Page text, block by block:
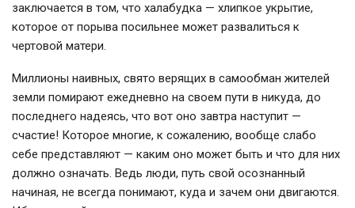
заключается в том, что халабудка — хлипкое укрытие,
которое от порыва посильнее может развалиться к
чертовой матери.
Миллионы наивных, свято верящих в самообман жителей
земли помирают ежедневно на своем пути в никуда, до
последнего надеясь, что вот оно завтра наступит —
счастие! Которое многие, к сожалению, вообще слабо
себе представляют — каким оно может быть и что для них
должно означать. Ведь люди, путь свой осознанный
начиная, не всегда понимают, куда и зачем они двигаются.